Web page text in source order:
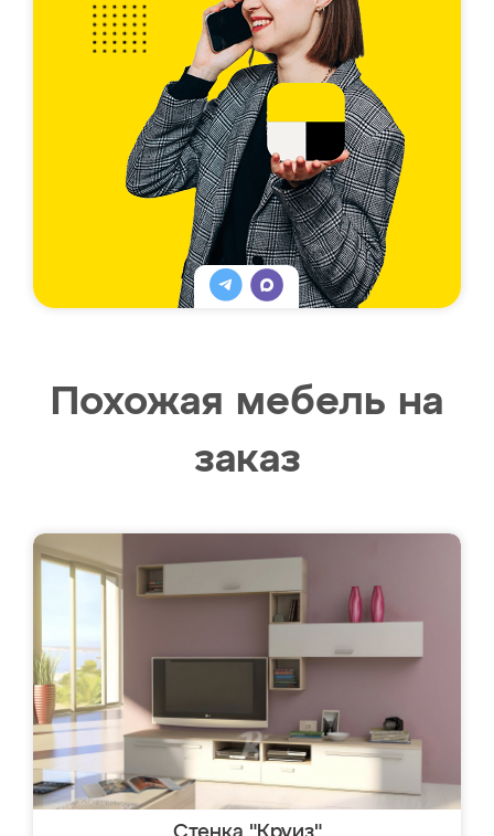
Похожая мебель на
заказ